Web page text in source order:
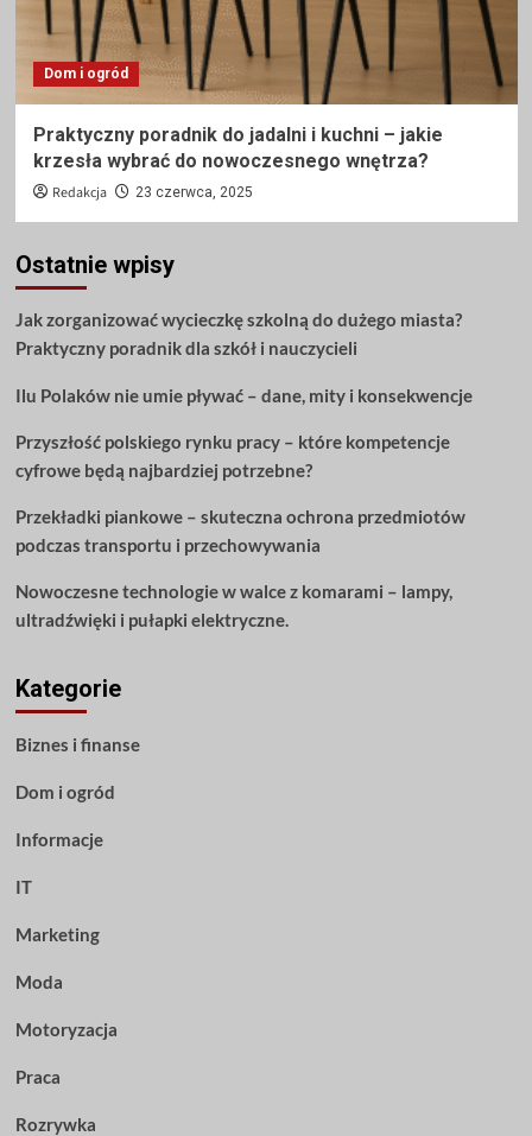
Dom i ogród
Praktyczny poradnik do jadalni i kuchni – jakie
krzesła wybrać do nowoczesnego wnętrza?
Redakcja 23 czerwca, 2025
Ostatnie wpisy
Jak zorganizować wycieczkę szkolną do dużego miasta?
Praktyczny poradnik dla szkół i nauczycieli
Ilu Polaków nie umie pływać – dane, mity i konsekwencje
Przyszłość polskiego rynku pracy – które kompetencje
cyfrowe będą najbardziej potrzebne?
Przekładki piankowe – skuteczna ochrona przedmiotów
podczas transportu i przechowywania
Nowoczesne technologie w walce z komarami – lampy,
ultradźwięki i pułapki elektryczne.
Kategorie
Biznes i finanse
Dom i ogród
Informacje
IT
Marketing
Moda
Motoryzacja
Praca
Rozrywka